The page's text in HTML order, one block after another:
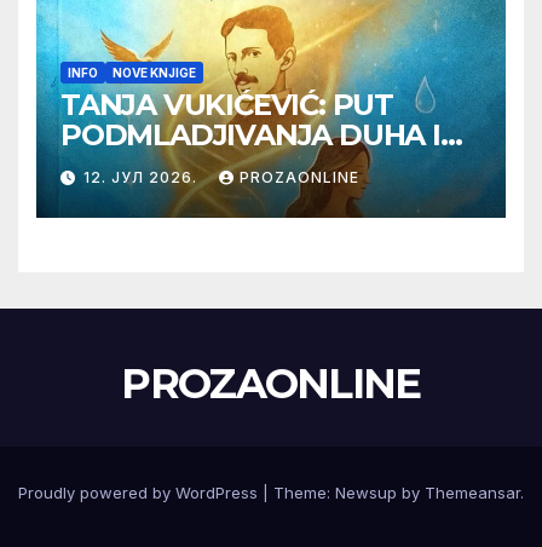
INFO NOVE KNJIGE
TANJA VUKIĆEVIĆ: PUT
PODMLADJIVANJA DUHA I
TELA SA TESLOM
12. ЈУЛ 2026. PROZAONLINE
PROZAONLINE
Proudly powered by WordPress Theme: Newsup by Themeansar.